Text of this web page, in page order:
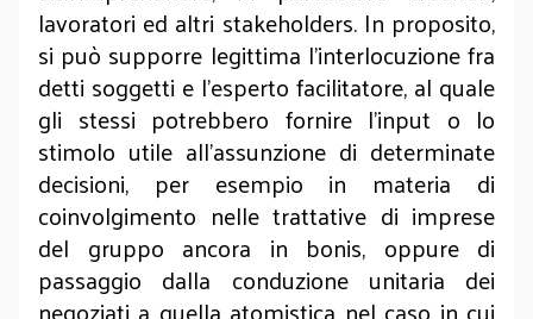
lavoratori ed altri stakeholders. In proposito,
si può supporre legittima l’interlocuzione fra
detti soggetti e l’esperto facilitatore, al quale
gli stessi potrebbero fornire l’input o lo
stimolo utile all’assunzione di determinate
decisioni, per esempio in materia di
coinvolgimento nelle trattative di imprese
del gruppo ancora in bonis, oppure di
passaggio dalla conduzione unitaria dei